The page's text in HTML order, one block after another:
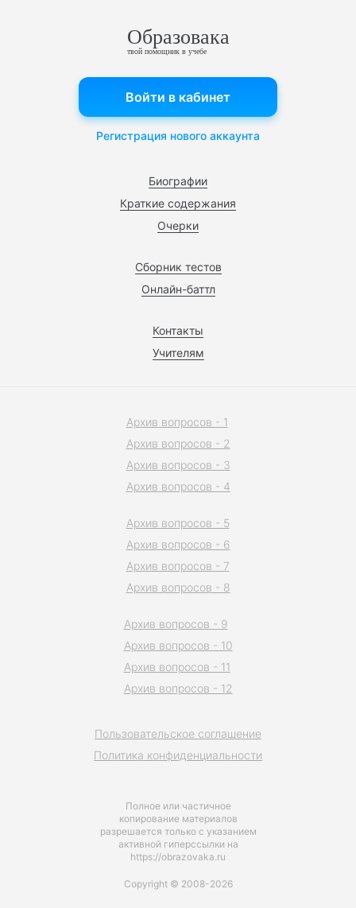
Образовака
твой помощник в учебе
Биографии
Краткие содержания
Очерки
Сборник тестов
Онлайн-баттл
Контакты
Учителям
Войти в кабинет
Регистрация нового аккаунта
Полное или частичное
копирование материалов
разрешается только с указанием
активной гиперссылки на
https://obrazovaka.ru
Пользовательское соглашение
Политика конфиденциальности
Архив вопросов - 1
Архив вопросов - 2
Архив вопросов - 3
Архив вопросов - 4
Архив вопросов - 5
Архив вопросов - 6
Архив вопросов - 7
Архив вопросов - 8
Архив вопросов - 9
Архив вопросов - 10
Архив вопросов - 11
Архив вопросов - 12
Copyright © 2008-2026